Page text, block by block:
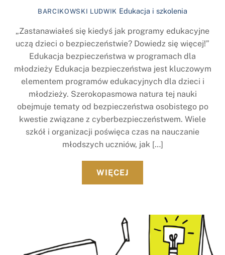
BARCIKOWSKI LUDWIK Edukacja i szkolenia
„Zastanawiałeś się kiedyś jak programy edukacyjne
uczą dzieci o bezpieczeństwie? Dowiedz się więcej!”
Edukacja bezpieczeństwa w programach dla
młodzieży Edukacja bezpieczeństwa jest kluczowym
elementem programów edukacyjnych dla dzieci i
młodzieży. Szerokopasmowa natura tej nauki
obejmuje tematy od bezpieczeństwa osobistego po
kwestie związane z cyberbezpieczeństwem. Wiele
szkół i organizacji poświęca czas na nauczanie
młodszych uczniów, jak […]
WIĘCEJ